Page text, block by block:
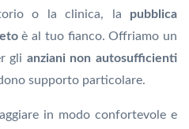
o la clinica, la pubblica
è al tuo fianco. Offriamo un
gli anziani non autosufficienti
supporto particolare.
in modo confortevole e